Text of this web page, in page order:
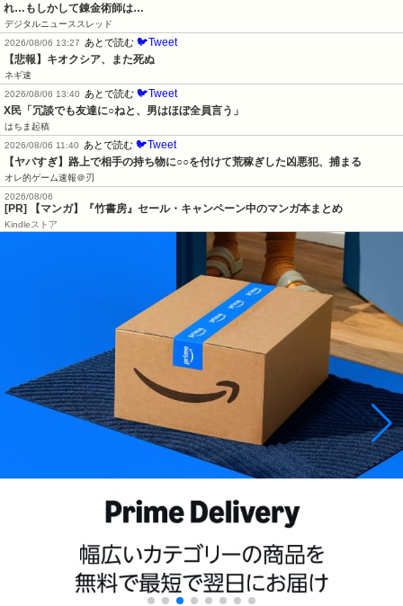
れ…もしかして錬金術師は…
デジタルニューススレッド
2026/08/06 13:27
あとで読む 🐦Tweet
【悲報】キオクシア、また死ぬ
ネギ速
2026/08/06 13:40
あとで読む 🐦Tweet
X民「冗談でも友達に○ねと、男はほぼ全員言う」
はちま起稿
2026/08/06 11:40
あとで読む 🐦Tweet
【ヤバすぎ】路上で相手の持ち物に○○を付けて荒稼ぎした凶悪犯、捕まる
オレ的ゲーム速報＠刃
2026/08/06
[PR] 【マンガ】『竹書房』セール・キャンペーン中のマンガ本まとめ
Kindleストア